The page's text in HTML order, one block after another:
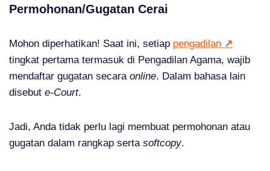
Permohonan/Gugatan Cerai
Mohon diperhatikan! Saat ini, setiap pengadilan ↗
tingkat pertama termasuk di Pengadilan Agama, wajib
mendaftar gugatan secara online. Dalam bahasa lain
disebut e-Court.
Jadi, Anda tidak perlu lagi membuat permohonan atau
gugatan dalam rangkap serta softcopy.